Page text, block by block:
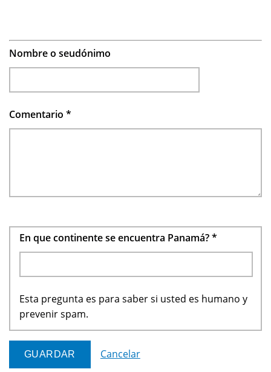
Nombre o seudónimo
Comentario *
En que continente se encuentra Panamá?*
Esta pregunta es para saber si usted es humano y
prevenir spam.
Cancelar